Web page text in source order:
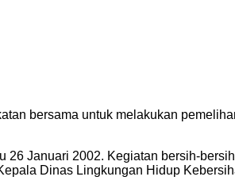
bersama untuk melakukan
Januari 2002. Kegiatan bersih-
Dinas Lingkungan Hidup